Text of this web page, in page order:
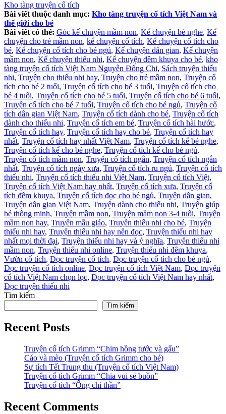
Kho tàng truyện cổ tích
Bài viết thuộc danh mục: Kho tàng truyện cổ tích Việt Nam và
thế giới cho bé
Bài viết có thẻ: Góc kể chuyện mầm non, Kể chuyện bé nghe, Kể
chuyện cho trẻ mầm non, kể chuyện cổ tích, Kể chuyện cổ tích cho
bé, Kể chuyện cổ tích cho bé ngủ, Kể chuyện dân gian, Kể chuyện
mầm non, Kể chuyện thiếu nhi, Kể chuyện đêm khuya cho bé, kho
tàng truyện cổ tích Việt Nam Nguyễn Đổng Chi, Sách truyện thiếu
nhi, Truyện cho thiếu nhi hay, Truyện cho trẻ mầm non, Truyện cổ
tích cho bé 2 tuổi, Truyện cổ tích cho bé 3 tuổi, Truyện cổ tích cho
bé 4 tuổi, Truyện cổ tích cho bé 5 tuổi, Truyện cổ tích cho bé 6 tuổi,
Truyện cổ tích cho bé 7 tuổi, Truyện cổ tích cho bé ngủ, Truyện cổ
tích dân gian Việt Nam, Truyện cổ tích dành cho bé, Truyện cổ tích
dành cho thiếu nhi, Truyện cổ tích em bé, Truyện cổ tích hài hước,
Truyện cổ tích hay, Truyện cổ tích hay cho bé, Truyện cổ tích hay
nhất, Truyện cổ tích hay nhất Việt Nam, Truyện cổ tích kể bé nghe,
Truyện cổ tích kể cho bé nghe, Truyện cổ tích kể cho bé ngủ,
Truyện cổ tích mầm non, Truyện cổ tích ngắn, Truyện cổ tích ngắn
nhất, Truyện cổ tích ngày xưa, Truyện cổ tích ru ngủ, Truyện cổ tích
thiếu nhi, Truyện cổ tích thiếu nhi Việt Nam, Truyện cổ tích Việt,
Truyện cổ tích Việt Nam hay nhất, Truyện cổ tích xưa, Truyện cổ
tích đêm khuya, Truyện cổ tích đọc cho bé ngủ, Truyện dân gian,
Truyện dân gian Việt Nam, Truyện dành cho thiếu nhi, Truyện giúp
bé thông minh, Truyện mầm non, Truyện mầm non 3-4 tuổi, Truyện
mầm non hay, Truyện mẫu giáo, Truyện thiếu nhi cho bé, Truyện
thiếu nhi hay, Truyện thiếu nhi hay nên đọc, Truyện thiếu nhi hay
nhất mọi thời đại, Truyện thiếu nhi hay và ý nghĩa, Truyện thiếu nhi
mầm non, Truyện thiếu nhi online, Truyện thiếu nhi đêm khuya,
Vườn cổ tích, Đọc truyện cổ tích, Đọc truyện cổ tích cho bé ngủ,
Đọc truyện cổ tích online, Đọc truyện cổ tích Việt Nam, Đọc truyện
cổ tích Việt Nam chọn lọc, Đọc truyện cổ tích Việt Nam hay nhất,
Đọc truyện thiếu nhi
Tìm kiếm
Tìm kiếm
Recent Posts
Truyện cổ tích Grimm “Chim hồng tước và gấu”
Cáo và mèo (Truyện cổ tích Grimm cho bé)
Sự tích Tết Trung thu (Truyện cổ tích Việt Nam)
Truyện cổ tích Grimm “Chia vui sẻ buồn”
Truyện cổ tích “Ống chỉ thần”
Recent Comments